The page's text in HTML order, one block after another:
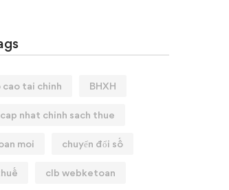
cao tai chinh BHXH
cap nhat chinh sach thue
moi chuyển đổi số
clb webketoan